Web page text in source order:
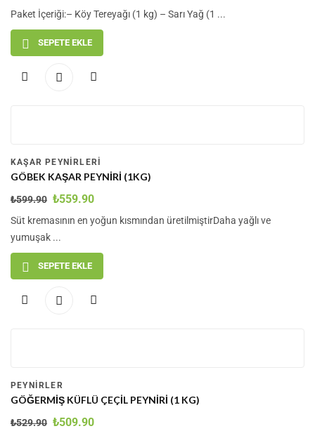
Paket İçeriği:– Köy Tereyağı (1 kg) – Sarı Yağ (1 ...
SEPETE EKLE
KAŞAR PEYNIRLERI
GÖBEK KAŞAR PEYNIRI (1KG)
₺599.90 ₺559.90
Süt kremasının en yoğun kısmından üretilmiştirDaha yağlı ve
yumuşak ...
SEPETE EKLE
PEYNIRLER
GÖĞERMIŞ KÜFLÜ ÇEÇIL PEYNIRI (1 KG)
₺529.90 ₺509.90